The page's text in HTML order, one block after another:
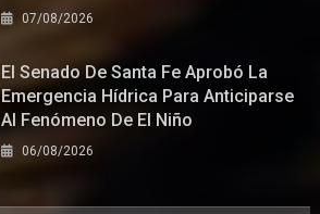
07/08/2026
El Senado De Santa Fe Aprobó La
Emergencia Hídrica Para Anticiparse
Al Fenómeno De El Niño
06/08/2026